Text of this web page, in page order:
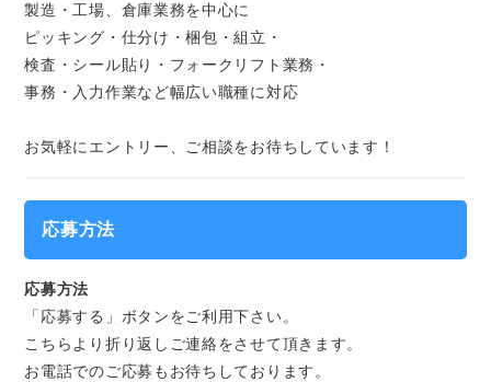
製造・工場、倉庫業務を中心に
ピッキング・仕分け・梱包・組立・
検査・シール貼り・フォークリフト業務・
事務・入力作業など幅広い職種に対応
お気軽にエントリー、ご相談をお待ちしています！
応募方法
応募方法
「応募する」ボタンをご利用下さい。
こちらより折り返しご連絡をさせて頂きます。
お電話でのご応募もお待ちしております。